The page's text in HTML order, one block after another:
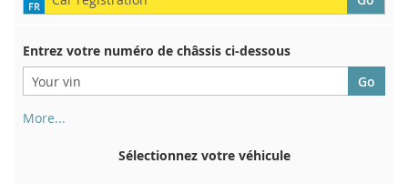
Entrez votre numéro de châssis ci-dessous
More...
d'immatriculation. Et aussi dans la voiture
Sélectionnez votre véhicule